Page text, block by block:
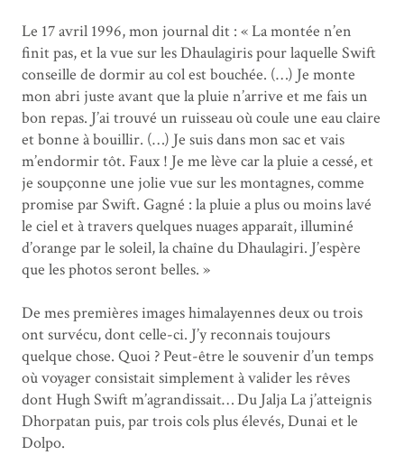
Le 17 avril 1996, mon journal dit : « La montée n’en
finit pas, et la vue sur les Dhaulagiris pour laquelle Swift
conseille de dormir au col est bouchée. (…) Je monte
mon abri juste avant que la pluie n’arrive et me fais un
bon repas. J’ai trouvé un ruisseau où coule une eau claire
et bonne à bouillir. (…) Je suis dans mon sac et vais
m’endormir tôt. Faux ! Je me lève car la pluie a cessé, et
je soupçonne une jolie vue sur les montagnes, comme
promise par Swift. Gagné : la pluie a plus ou moins lavé
le ciel et à travers quelques nuages apparaît, illuminé
d’orange par le soleil, la chaîne du Dhaulagiri. J’espère
que les photos seront belles. »
De mes premières images himalayennes deux ou trois
ont survécu, dont celle-ci. J’y reconnais toujours
quelque chose. Quoi ? Peut-être le souvenir d’un temps
où voyager consistait simplement à valider les rêves
dont Hugh Swift m’agrandissait… Du Jalja La j’atteignis
Dhorpatan puis, par trois cols plus élevés, Dunai et le
Dolpo.